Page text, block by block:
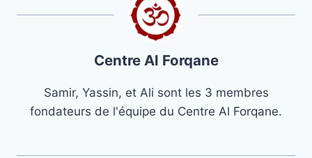
Centre Al Forqane
Samir, Yassin, et Ali sont les 3 membres
fondateurs de l'équipe du Centre Al Forqane.